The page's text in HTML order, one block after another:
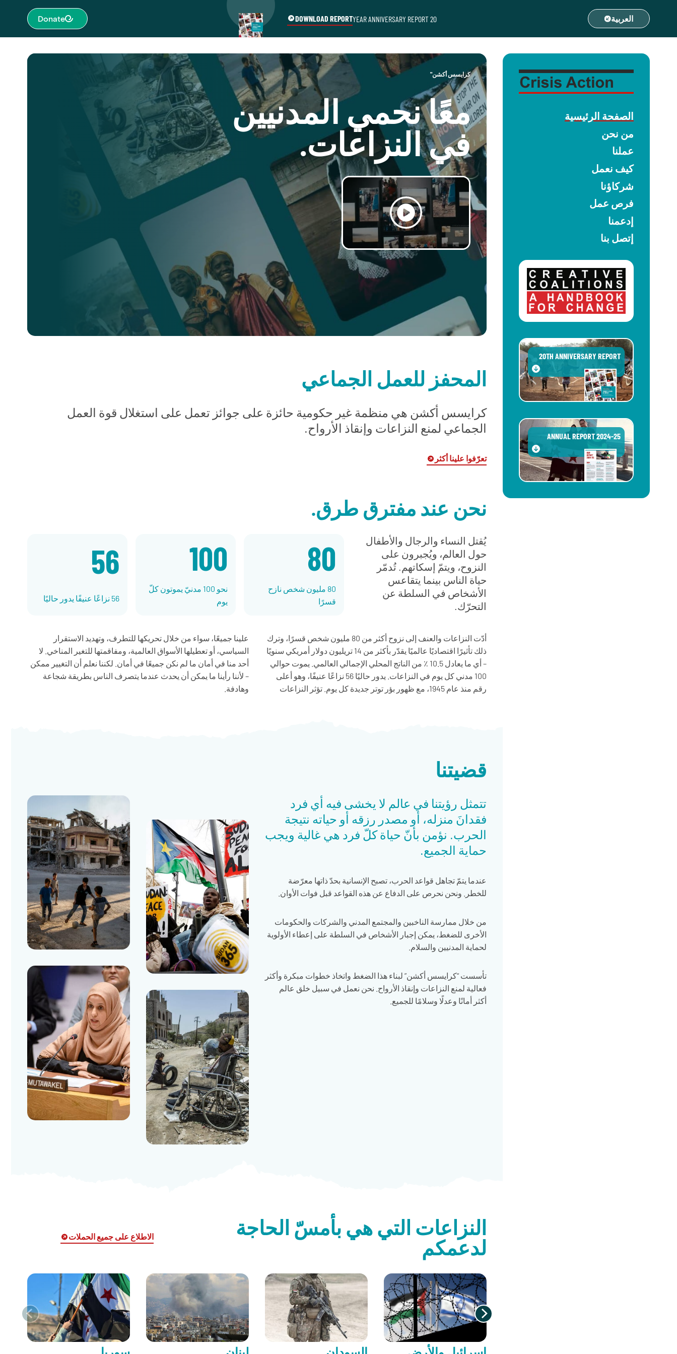
العربية
20 YEAR ANNIVERSARY REPORT
DOWNLOAD REPORT
Donate
الصفحة الرئيسية
من نحن
عملنا
كيف نعمل
شركاؤنا
فرص عمل
إدعمنا
إتصل بنا
20TH ANNIVERSARY REPORT
2024-25 ANNUAL REPORT
كرايسس أكشن"
معًا نحمي المدنيين
في النزاعات.
المحفز للعمل الجماعي
كرايسس أكشن هي منظمة غير حكومية حائزة على جوائز تعمل على استغلال قوة العمل
الجماعي لمنع النزاعات وإنقاذ الأرواح.
تعرّفوا علينا أكثر
نحن عند مفترق طرق.
يُقتل النساء والرجال والأطفال
حول العالم، ويُجبرون على
النزوح، ويتمّ إسكاتهم. تُدمّر
حياة الناس بينما يتقاعس
الأشخاص في السلطة عن
التحرّك.
80
80 مليون شخص نازح
قسرًا
100
نحو 100 مدنيّ يموتون كلّ
يوم
56
56 نزاعًا عنيفًا يدور حاليًا
أدّت النزاعات والعنف إلى نزوح أكثر من 80 مليون شخص قسرًا، وترك
ذلك تأثيرًا اقتصاديًا عالميًا يقدّر بأكثر من 14 تريليون دولار أمريكي سنويًا
– أي ما يعادل 10.5 ٪ من الناتج المحلي الإجمالي العالمي. يموت حوالي
100 مدني كل يوم في النزاعات. يدور حاليًا 56 نزاعًا عنيفًا، وهو أعلى
رقم منذ عام 1945، مع ظهور بؤر توتر جديدة كل يوم. تؤثر النزاعات
علينا جميعًا، سواء من خلال تحريكها للتطرف، وتهديد الاستقرار
السياسي، أو تعطيلها الأسواق العالمية، ومفاقمتها للتغير المناخي. لا
أحد منا في أمان ما لم نكن جميعًا في أمان. لكننا نعلم أن التغيير ممكن
– لأننا رأينا ما يمكن أن يحدث عندما يتصرف الناس بطريقة شجاعة
وهادفة.
قضيتنا
تتمثل رؤيتنا في عالم لا يخشى فيه أي فرد
فقدانَ منزله، أو مصدر رزقه أو حياته نتيجة
الحرب. نؤمن بأنّ حياة كلّ فرد هي غالية ويجب
حماية الجميع.
عندما يتمّ تجاهل قواعد الحرب، تصبح الإنسانية بحدّ ذاتها معرّضة
للخطر. ونحن نحرص على الدفاع عن هذه القواعد قبل فوات الأوان.
من خلال ممارسة الناخبين والمجتمع المدني والشركات والحكومات
الأخرى للضغط، يمكن إجبار الأشخاص في السلطة على إعطاء الأولوية
لحماية المدنيين والسلام.
تأسست “كرايسس أكشن” لبناء هذا الضغط واتخاذ خطوات مبكرة وأكثر
فعالية لمنع النزاعات وإنقاذ الأرواح. نحن نعمل في سبيل خلق عالم
أكثر أمانًا وعدلًا وسلامًا للجميع.
النزاعات التي هي بأمسّ الحاجة
لدعمكم
الاطلاع على جميع الحملات